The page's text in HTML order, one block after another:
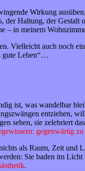
Wirkung
Haltung, der
– in meinem
Vielleicht auch noch
gute Leben“…
ist, was wandelbar
entziehen,
sehen, sie zelebriert
gegenwärtig zu
als Raum, Zeit und
Sie baden im
.